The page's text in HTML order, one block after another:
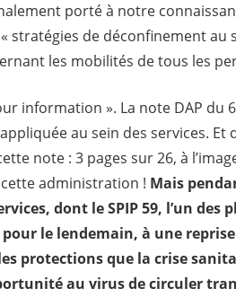
porté à notre
stratégies de déconfinement au
les mobilités de tous les
information ». La note DAP du
au sein des services. Et
note : 3 pages sur 26, à
administration ! Mais
dont le SPIP 59, l’un des
le lendemain, à une
protections que la crise
au virus de circuler